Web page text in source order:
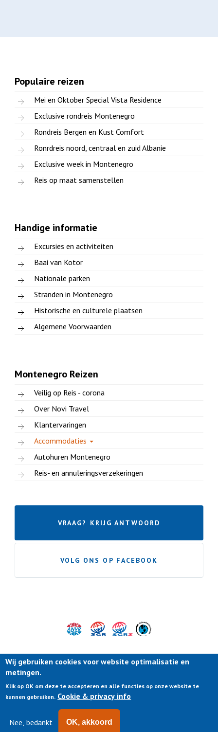
Populaire reizen
Mei en Oktober Special Vista Residence
Exclusive rondreis Montenegro
Rondreis Bergen en Kust Comfort
Ronrdreis noord, centraal en zuid Albanie
Exclusive week in Montenegro
Reis op maat samenstellen
Handige informatie
Excursies en activiteiten
Baai van Kotor
Nationale parken
Stranden in Montenegro
Historische en culturele plaatsen
Algemene Voorwaarden
Montenegro Reizen
Veilig op Reis - corona
Over Novi Travel
Klantervaringen
Accommodaties
Autohuren Montenegro
Reis- en annuleringsverzekeringen
VRAAG? KRIJG ANTWOORD
VOLG ONS OP FACEBOOK
Wij gebruiken cookies voor website optimalisatie en
metingen.
Klik op OK om deze te accepteren en alle functies op onze website te
kunnen gebruiken. Cookie & privacy info
Nee, bedankt OK, akkoord